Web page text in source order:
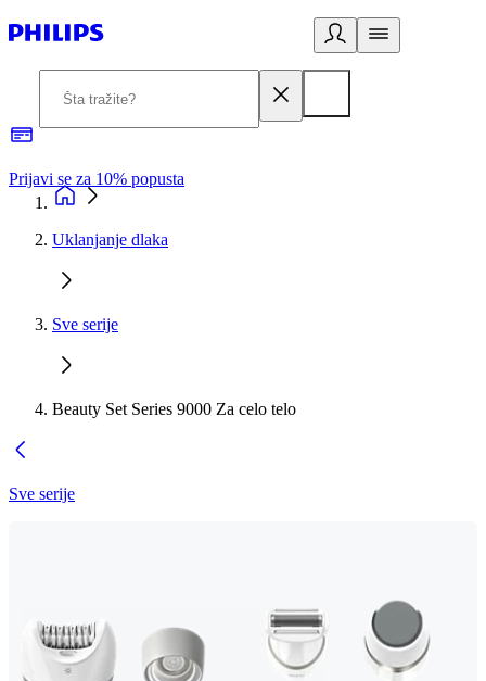
Prijavi se za 10% popusta
Uklanjanje dlaka
Sve serije
Beauty Set Series 9000 Za celo telo
Sve serije